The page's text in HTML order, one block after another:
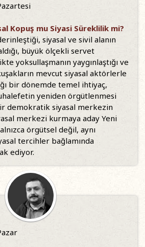
Kopuş mu Siyasi Süreklilik mi?
siyasal ve sivil alanın
büyük ölçekli servet
yoksullaşmanın yaygınlaştığı ve
mevcut siyasal aktörlerle
bir dönemde temel ihtiyaç,
yeniden örgütlenmesi
demokratik siyasal merkezin
merkezi kurmaya aday Yeni
örgütsel değil, aynı
tercihler bağlamında
ediyor.